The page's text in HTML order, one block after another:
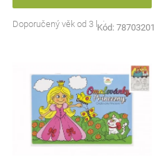
Doporučený věk od 3 letKód: 78703201